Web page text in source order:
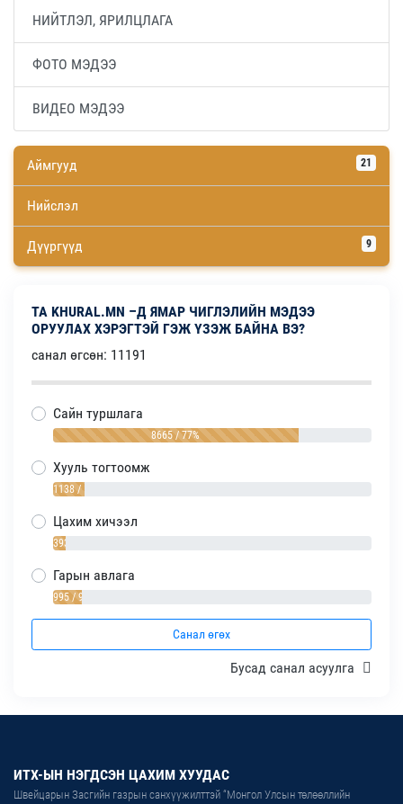
НИЙТЛЭЛ, ЯРИЛЦЛАГА
ФОТО МЭДЭЭ
ВИДЕО МЭДЭЭ
Аймгууд 21
Нийслэл
Дүүргүүд 9
ТА KHURAL.MN –Д ЯМАР ЧИГЛЭЛИЙН МЭДЭЭ
ОРУУЛАХ ХЭРЭГТЭЙ ГЭЖ ҮЗЭЖ БАЙНА ВЭ?
санал өгсөн: 11191
Сайн туршлага
8665 / 77%
Хууль тогтоомж
1138 / 10%
Цахим хичээл
393 / 4%
Гарын авлага
995 / 9%
Санал өгөх
Бусад санал асуулга
ИТХ-ЫН НЭГДСЭН ЦАХИМ ХУУДАС
Швейцарын Засгийн газрын санхүүжилттэй “Монгол Улсын төлөөллийн